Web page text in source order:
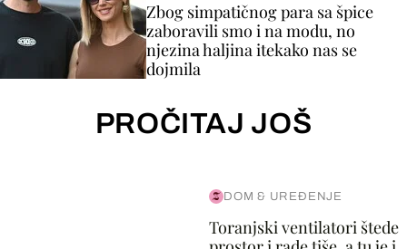
Zbog simpatičnog para sa špice
zaboravili smo i na modu, no
njezina haljina itekako nas se
dojmila
PROČITAJ JOŠ
DOM & UREĐENJE
Toranjski ventilatori štede